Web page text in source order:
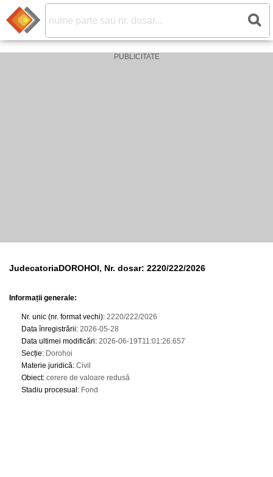
JudecatoriaDOROHOI, Nr. dosar: 2220/222/2026
Informații generale:
Nr. unic (nr. format vechi): 2220/222/2026
Data înregistrării: 2026-05-28
Data ultimei modificări: 2026-06-19T11:01:26.657
Secție: Dorohoi
Materie juridică: Civil
Obiect: cerere de valoare redusă
Stadiu procesual : Fond